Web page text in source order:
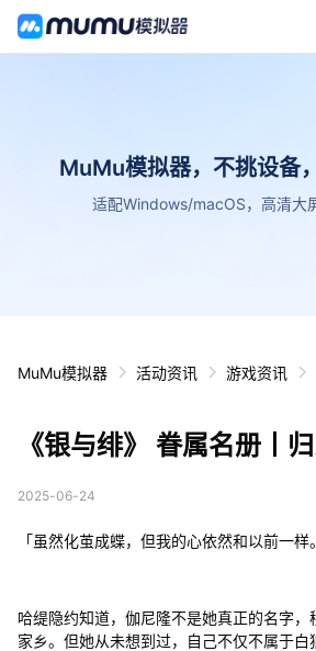
MuMu模拟器，不挑设备
适配Windows/macOS，高清大
MuMu模拟器 活动资讯 游戏资讯
《银与绯》 眷属名册丨
2025-06-24
「虽然化茧成蝶，但我的心依然和以前一样
哈缇隐约知道，伽尼隆不是她真正的名字，
家乡。但她从未想到过，自己不仅不属于